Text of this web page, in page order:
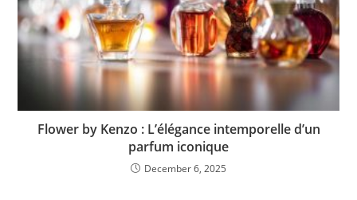
Flower by Kenzo : L’élégance intemporelle d’un
parfum iconique
December 6, 2025